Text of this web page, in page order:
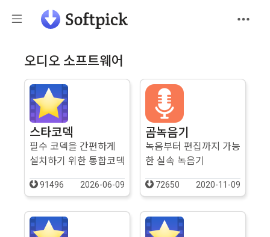
오디오 소프트웨어
스타코덱
필수 코덱을 간편하게
설치하기 위한 통합코덱
91496 2026-06-09
곰녹음기
녹음부터 편집까지 가능
한 실속 녹음기
72650 2020-11-09